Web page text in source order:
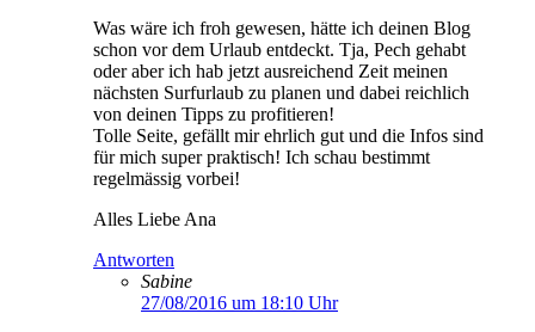
Was wäre ich froh gewesen, hätte ich deinen Blog
schon vor dem Urlaub entdeckt. Tja, Pech gehabt
oder aber ich hab jetzt ausreichend Zeit meinen
nächsten Surfurlaub zu planen und dabei reichlich
von deinen Tipps zu profitieren!
Tolle Seite, gefällt mir ehrlich gut und die Infos sind
für mich super praktisch! Ich schau bestimmt
regelmässig vorbei!
Alles Liebe Ana
Antworten
Sabine
27/08/2016 um 18:10 Uhr